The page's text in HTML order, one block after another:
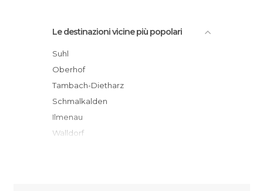
Le destinazioni vicine più popolari
Suhl
Oberhof
Tambach-Dietharz
Schmalkalden
Ilmenau
Walldorf